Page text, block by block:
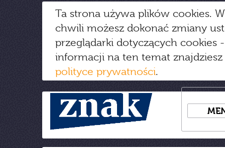
Ta strona używa plików cookies.
chwili możesz dokonać zmiany
przeglądarki dotyczących cookies
informacji na ten temat
polityce prywatności.